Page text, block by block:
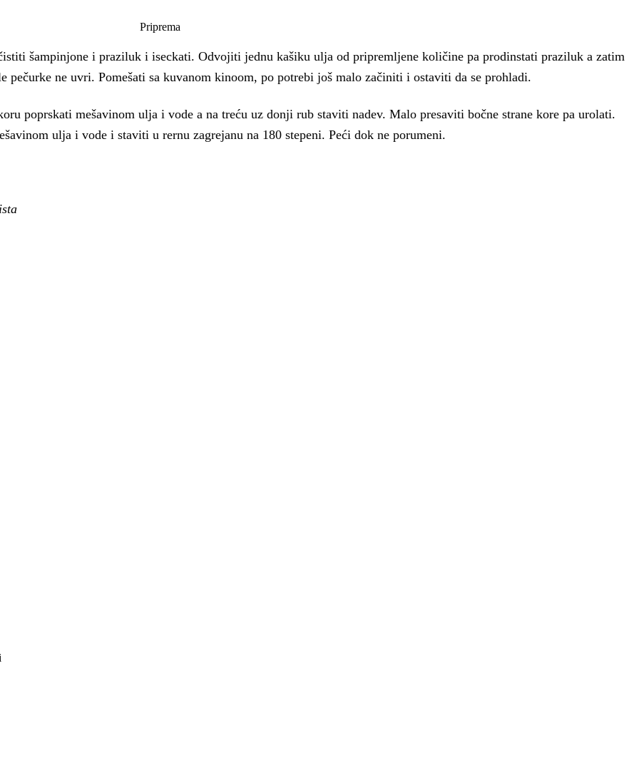
Priprema
šampinjone i praziluk i iseckati. Odvojiti jednu kašiku ulja od pripremljene količine pa prodinstati praziluk a zatim
ne uvri. Pomešati sa kuvanom kinoom, po potrebi još malo začiniti i ostaviti da se prohladi.
poprskati mešavinom ulja i vode a na treću uz donji rub staviti nadev. Malo presaviti bočne strane kore pa urolati.
ulja i vode i staviti u rernu zagrejanu na 180 stepeni. Peći dok ne porumeni.